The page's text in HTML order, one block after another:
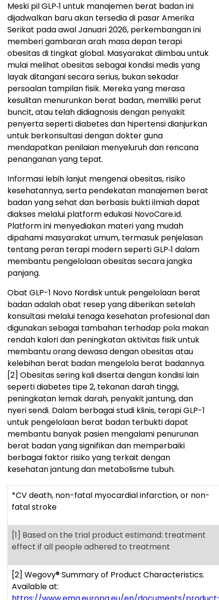
Meski pil GLP‑1 untuk manajemen berat badan ini
dijadwalkan baru akan tersedia di pasar Amerika
Serikat pada awal Januari 2026, perkembangan ini
memberi gambaran arah masa depan terapi
obesitas di tingkat global. Masyarakat diimbau untuk
mulai melihat obesitas sebagai kondisi medis yang
layak ditangani secara serius, bukan sekadar
persoalan tampilan fisik. Mereka yang merasa
kesulitan menurunkan berat badan, memiliki perut
buncit, atau telah didiagnosis dengan penyakit
penyerta seperti diabetes dan hipertensi dianjurkan
untuk berkonsultasi dengan dokter guna
mendapatkan penilaian menyeluruh dan rencana
penanganan yang tepat.
Informasi lebih lanjut mengenai obesitas, risiko
kesehatannya, serta pendekatan manajemen berat
badan yang sehat dan berbasis bukti ilmiah dapat
diakses melalui platform edukasi NovoCare.id.
Platform ini menyediakan materi yang mudah
dipahami masyarakat umum, termasuk penjelasan
tentang peran terapi modern seperti GLP‑1 dalam
membantu pengelolaan obesitas secara jangka
panjang.
Obat GLP-1 Novo Nordisk untuk pengelolaan berat
badan adalah obat resep yang diberikan setelah
konsultasi melalui tenaga kesehatan profesional dan
digunakan sebagai tambahan terhadap pola makan
rendah kalori dan peningkatan aktivitas fisik untuk
membantu orang dewasa dengan obesitas atau
kelebihan berat badan mengelola berat badannya.
[2] Obesitas sering kali disertai dengan kondisi lain
seperti diabetes tipe 2, tekanan darah tinggi,
peningkatan lemak darah, penyakit jantung, dan
nyeri sendi. Dalam berbagai studi klinis, terapi GLP-1
untuk pengelolaan berat badan terbukti dapat
membantu banyak pasien mengalami penurunan
berat badan yang signifikan dan memperbaiki
berbagai faktor risiko yang terkait dengan
kesehatan jantung dan metabolisme tubuh.
*CV death, non-fatal myocardial infarction, or non-
fatal stroke
[1] Based on the trial product estimand: treatment
effect if all people adhered to treatment
[2] Wegovy®Summary of Product Characteristics.
Available at: